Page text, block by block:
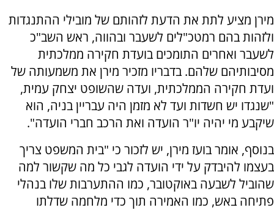
מירן מציע לתת את הדעת לזהותם של מובילי ההתנגדות
ולזהות בהם רמטכ"לים לשעבר ובהווה, ראש השב"כ
לשעבר ואחרים התומכים בועדת חקירה ממלכתית
מסיבותיהם שלהם. בדבריו מזכיר מירן את משמעותה של
ועדת חקירה הממלכתית, ועדה שהשופט יצחק עמית,
"שנגדו יש חשדות ועד לא מזמן היה עבריין בניה, הוא
שיקבע מי יהיה יו"ר הועדה ואת הרכב חברי הועדה".
בנוסף, אומר בועז מירן, יש לזכור כי "בית המשפט צריך
בעצמו להיבדק על ידי הועדה לגבי כל מה שקשור למה
שהוביל לשבעה באוקטובר, כמו ההתערבות שלו בנהלי
פתיחה באש, כמו האמירה תוך כדי מלחמה שדלתו